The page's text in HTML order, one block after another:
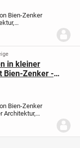
Bien-Zenker
Der offen
Kochbereich
Hauses...
in kleiner
Bien-Zenker -
Bien-Zenker
Architektur,
Der
Ess- und